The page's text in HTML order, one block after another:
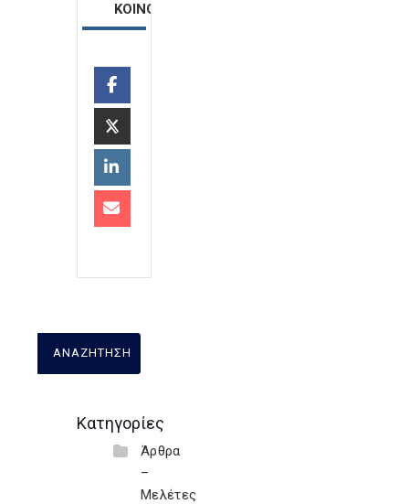
ΚΟΙΝΟΠΟΙΗΣΗ
Κατηγορίες
Άρθρα
–
Μελέτες